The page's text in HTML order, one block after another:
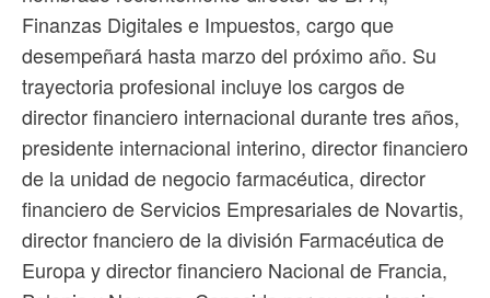
Finanzas Digitales e Impuestos, cargo que
desempeñará hasta marzo del próximo año. Su
trayectoria profesional incluye los cargos de
director financiero internacional durante tres años,
presidente internacional interino, director financiero
de la unidad de negocio farmacéutica, director
financiero de Servicios Empresariales de Novartis,
director fnanciero de la división Farmacéutica de
Europa y director financiero Nacional de Francia,